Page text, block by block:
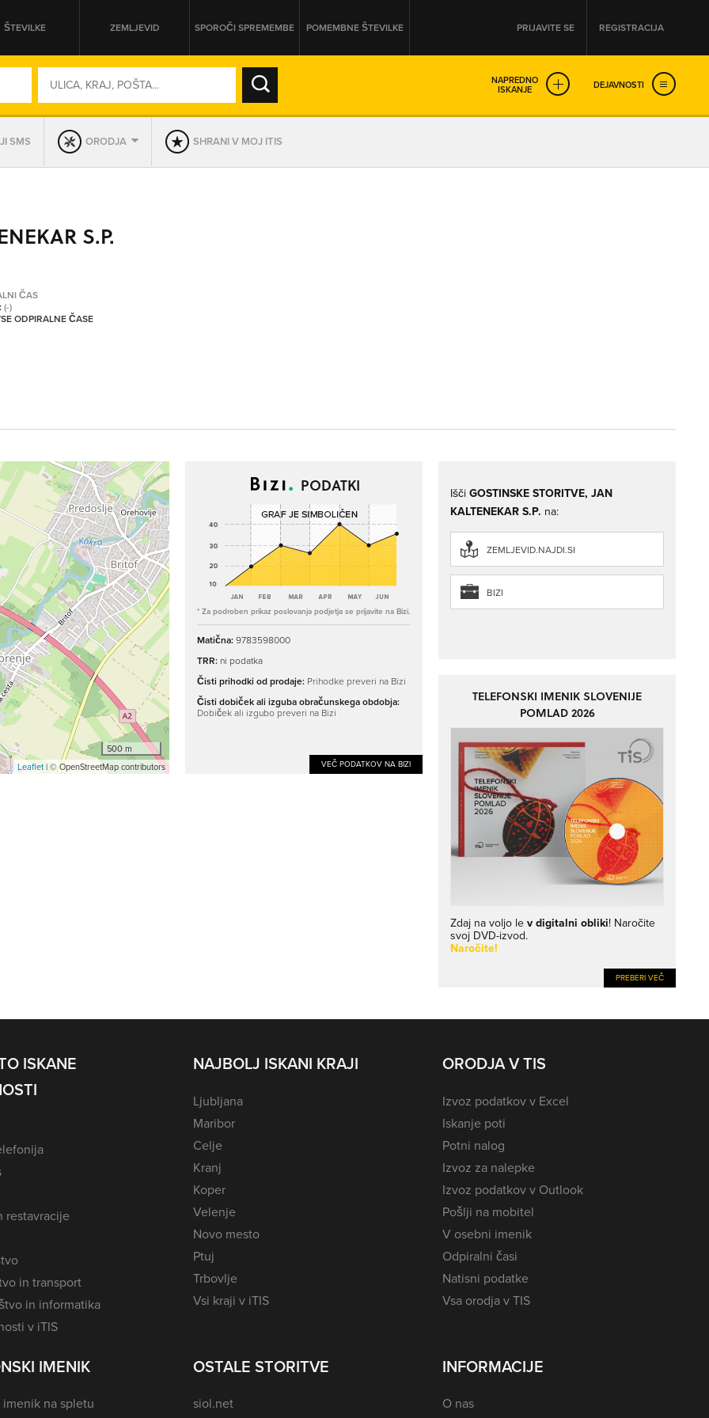
ŠTEVILKE ZEMLJEVID SPOROČI SPREMEMBE POMEMBNE ŠTEVILKE PRIJAVITE SE REGISTRACIJA
NAPREDNO
ISKANJE DEJAVNOSTI
SO ODPRTA V
SMS ORODJA SHRANI V MOJ ITIS
S.P.
ČAS
(-)
ODPIRALNE ČASE
500 m
Leaflet| © OpenStreetMap contributors
PODATKI
* Za podroben prikaz poslovanja podjetja se prijavite na Bizi.
Matična:9783598000
TRR: ni podatka
Čisti prihodki od prodaje: Prihodke preveri na Bizi
Čisti dobiček ali izguba obračunskega obdobja:
Dobiček ali izgubo preveri na Bizi
VEČ PODATKOV NA BIZI
IščiGOSTINSKE STORITVE, JAN
KALTENEKAR S.P. na:
ZEMLJEVID.NAJDI.SI
BIZI
TELEFONSKI IMENIK SLOVENIJE
POMLAD 2026
Zdaj na voljo lev digitalni obliki! Naročite
svoj DVD-izvod.
Naročite!
PREBERI VEČ
ISKANE
restavracije
in transport
in informatika
v iTIS
NAJBOLJ ISKANI KRAJI
Ljubljana
Maribor
Celje
Kranj
Koper
Velenje
Novo mesto
Ptuj
Trbovlje
Vsi kraji v iTIS
ORODJA V TIS
Izvoz podatkov v Excel
Iskanje poti
Potni nalog
Izvoz za nalepke
Izvoz podatkov v Outlook
Pošlji na mobitel
V osebni imenik
Odpiralni časi
Natisni podatke
Vsa orodja v TIS
IMENIK
na spletu
OSTALE STORITVE
siol.net
INFORMACIJE
O nas